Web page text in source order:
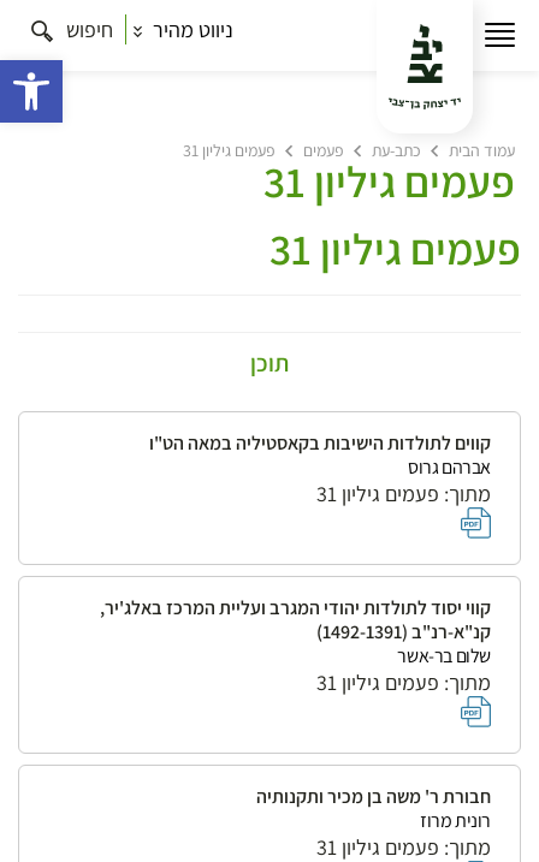
ניווט מהיר חיפוש
עמוד הבית כתב-עת פעמים פעמים גיליון 31
פעמים גיליון 31
פעמים גיליון 31
תוכן
קווים לתולדות הישיבות בקאסטיליה במאה הט"ו
אברהם גרוס
מתוך: פעמים גיליון 31
קווי יסוד לתולדות יהודי המגרב ועליית המרכז באלג'יר,
קנ"א-רנ"ב (1492-1391)
שלום בר-אשר
מתוך: פעמים גיליון 31
חבורת ר' משה בן מכיר ותקנותיה
רונית מרוז
מתוך: פעמים גיליון 31